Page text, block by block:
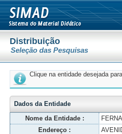
Distribuição
Seleção das Pesquisas
Clique na entidade desejada
Dados da Entidade
Nome da Entidade :
Endereço :